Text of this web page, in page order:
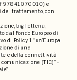
97841070010) e
del trattamento, con
biglietteria,
dal Fondo Europeo di
di Policy 1 “un’Europa
di una
e della connettività
(TIC)” -